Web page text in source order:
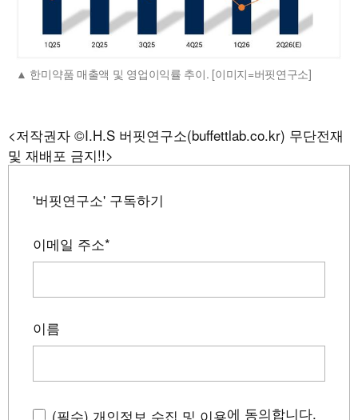
한미약품 매출액 및 영업이익률 추이. [이미지=버핏연구소]
<저작권자 ©I.H.S 버핏연구소(buffettlab.co.kr) 무단전재
및 재배포 금지!!>
'버핏연구소' 구독하기
이메일 주소*
이름
(필수) 개인정보 수집 및 이용에 동의합니다.